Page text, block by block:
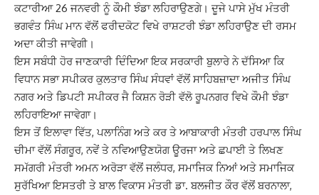
ਕਟਾਰੀਆ 26 ਜਨਵਰੀ ਨੂੰ ਕੌਮੀ ਝੰਡਾ ਲਹਿਰਾਉਣਗੇ। ਦੂਜੇ ਪਾਸੇ ਮੁੱਖ ਮੰਤਰੀ
ਭਗਵੰਤ ਸਿੰਘ ਮਾਨ ਵੱਲੋਂ ਫਰੀਦਕੋਟ ਵਿਖੇ ਰਾਸ਼ਟਰੀ ਝੰਡਾ ਲਹਿਰਾਉਣ ਦੀ ਰਸਮ
ਅਦਾ ਕੀਤੀ ਜਾਵੇਗੀ।
ਇਸ ਸਬੰਧੀ ਹੋਰ ਜਾਣਕਾਰੀ ਦਿੰਦਿਆ ਇਕ ਸਰਕਾਰੀ ਬੁਲਾਰੇ ਨੇ ਦੱਸਿਆ ਕਿ
ਵਿਧਾਨ ਸਭਾ ਸਪੀਕਰ ਕੁਲਤਾਰ ਸਿੰਘ ਸੰਧਵਾਂ ਵੱਲੋਂ ਸਾਹਿਬਜ਼ਾਦਾ ਅਜੀਤ ਸਿੰਘ
ਨਗਰ ਅਤੇ ਡਿਪਟੀ ਸਪੀਕਰ ਜੈ ਕਿਸ਼ਨ ਰੋੜੀ ਵੱਲੋ ਰੂਪਨਗਰ ਵਿਖੇ ਕੌਮੀ ਝੰਡਾ
ਲਹਿਰਾਇਆ ਜਾਵੇਗਾ।
ਇਸ ਤੋਂ ਇਲਾਵਾ ਵਿੱਤ, ਪਲਾਨਿੰਗ ਅਤੇ ਕਰ ਤੇ ਆਬਾਕਾਰੀ ਮੰਤਰੀ ਹਰਪਾਲ ਸਿੰਘ
ਚੀਮਾ ਵੱਲੋਂ ਸੰਗਰੂਰ, ਨਵੇਂ ਤੇ ਨਵਿਆਉਣਯੋਗ ਊਰਜਾ ਅਤੇ ਛਪਾਈ ਤੇ ਲਿਖਣ
ਸਮੱਗਰੀ ਮੰਤਰੀ ਅਮਨ ਅਰੋੜਾ ਵੱਲੋਂ ਜਲੰਧਰ, ਸਮਾਜਿਕ ਨਿਆਂ ਅਤੇ ਸਮਾਜਿਕ
ਸੁਰੱਖਿਆ ਇਸਤਰੀ ਤੇ ਬਾਲ ਵਿਕਾਸ ਮੰਤਰੀ ਡਾ. ਬਲਜੀਤ ਕੌਰ ਵੱਲੋਂ ਬਰਨਾਲਾ,